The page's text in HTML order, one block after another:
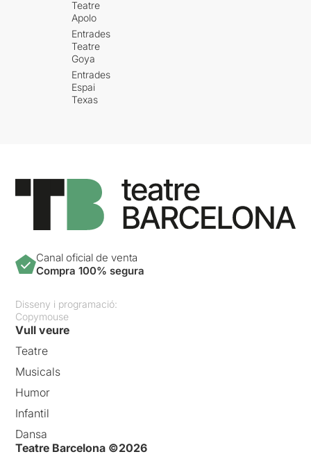
Teatre
Apolo
Entrades
Teatre
Goya
Entrades
Espai
Texas
Canal oficial de venta
Compra 100% segura
Disseny i programació:
Copymouse
Vull veure
Teatre
Musicals
Humor
Infantil
Dansa
Teatre Barcelona ©2026